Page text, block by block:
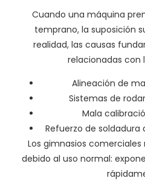
Cuando una máquina
temprano, la suposición
realidad, las causas
relacionadas con
Alineación de
Sistemas de
Mala
Refuerzo de soldadura
Los gimnasios
debido al uso normal: